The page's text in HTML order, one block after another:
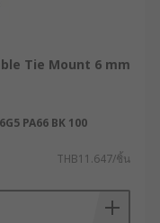
Tie Mount 6 mm
PA66 BK 100
THB11.647/ชิ้น